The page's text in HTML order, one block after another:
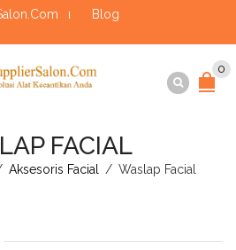
Blog
0
FACIAL
Aksesoris Facial / Waslap Facial